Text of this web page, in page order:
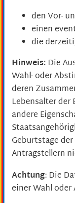
den Vor-
einen
die
Hinweis: Die
Wahl- oder
deren
Lebensalter
andere
Geburtstage
Antragstellern
Achtung: Die
einer Wahl